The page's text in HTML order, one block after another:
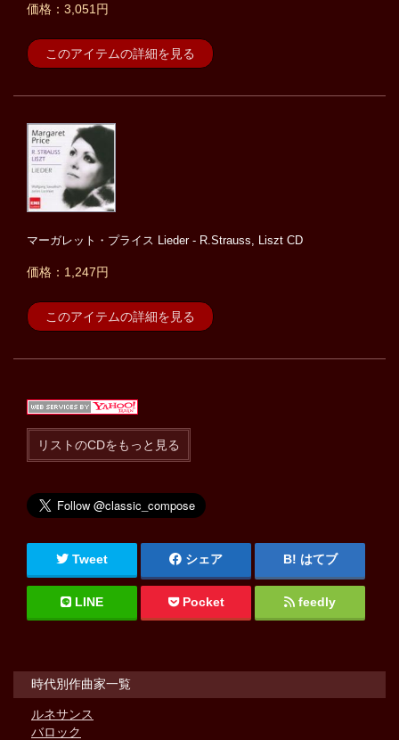
価格：3,051円
このアイテムの詳細を見る
マーガレット・プライス Lieder - R.Strauss, Liszt CD
価格：1,247円
このアイテムの詳細を見る
リストのCDをもっと見る
Tweet シェア はてブ
LINE Pocket feedly
時代別作曲家一覧
ルネサンス
バロック